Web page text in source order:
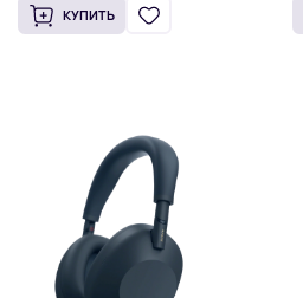
КУПИТЬ